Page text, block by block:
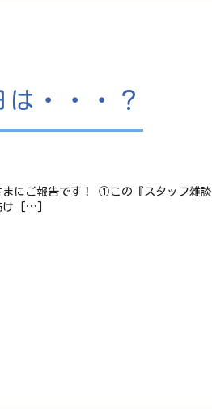
は・・・？
まにご報告です！ ①この『スタッフ雑
け […]